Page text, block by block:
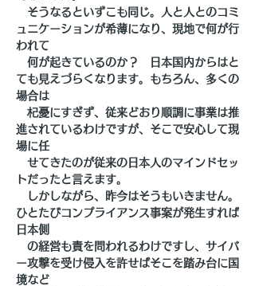
そうなるといずこも同じ。人と人とのコミ
ュニケーションが希薄になり、現地で何が行
われて
何が起きているのか？　日本国内からはと
ても見えづらくなります。もちろん、多くの
場合は
杞憂にすぎず、従来どおり順調に事業は推
進されているわけですが、そこで安心して現
場に任
せてきたのが従来の日本人のマインドセッ
トだったと言えます。
しかしながら、昨今はそうもいきません。
ひとたびコンプライアンス事案が発生すれば
日本側
の経営も責を問われるわけですし、サイバ
ー攻撃を受け侵入を許せばそこを踏み台に国
境など